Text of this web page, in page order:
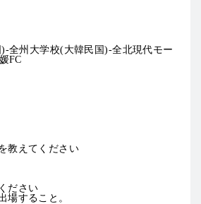
全州大学校(大韓民国)-全北現代モー
FC
教えてください
ださい
場すること。